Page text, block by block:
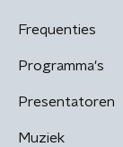
Frequenties
Programma's
Presentatoren
Muziek